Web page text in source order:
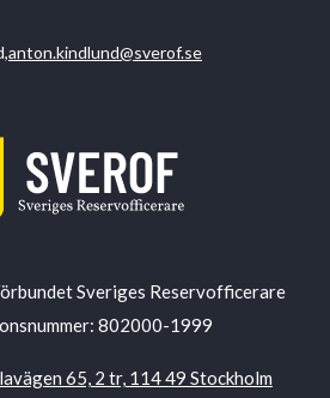
anton.kindlund@sverof.se
Sveriges Reservofficerare
802000-1999
65, 2 tr, 114 49 Stockholm